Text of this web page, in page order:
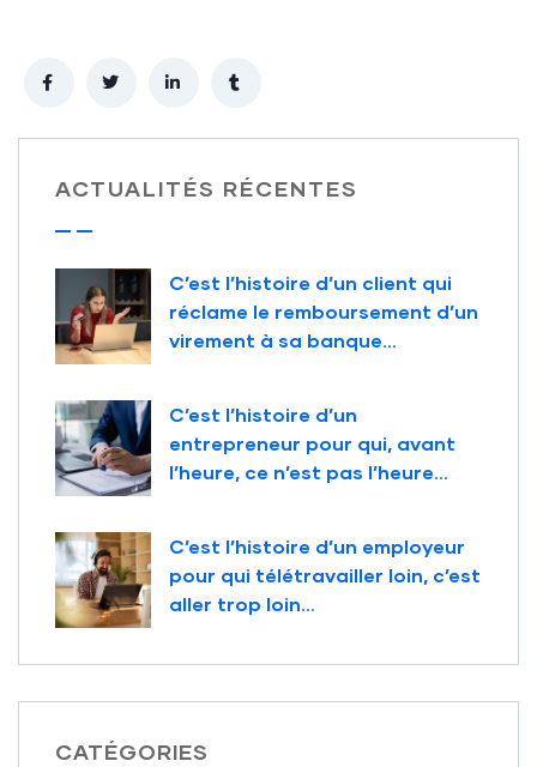
ACTUALITÉS RÉCENTES
C’est l’histoire d’un client qui
réclame le remboursement d’un
virement à sa banque…
C’est l’histoire d’un
entrepreneur pour qui, avant
l’heure, ce n’est pas l’heure…
C’est l’histoire d’un employeur
pour qui télétravailler loin, c’est
aller trop loin…
CATÉGORIES